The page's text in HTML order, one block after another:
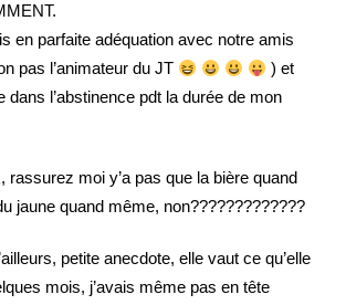
en parfaite adéquation avec notre amis
pas l’animateur du JT
) et
dans l’abstinence pdt la durée de mon
rassurez moi y’a pas que la bière quand
jaune quand même, non?????????????
petite anecdote, elle vaut ce qu’elle
mois, j’avais même pas en tête